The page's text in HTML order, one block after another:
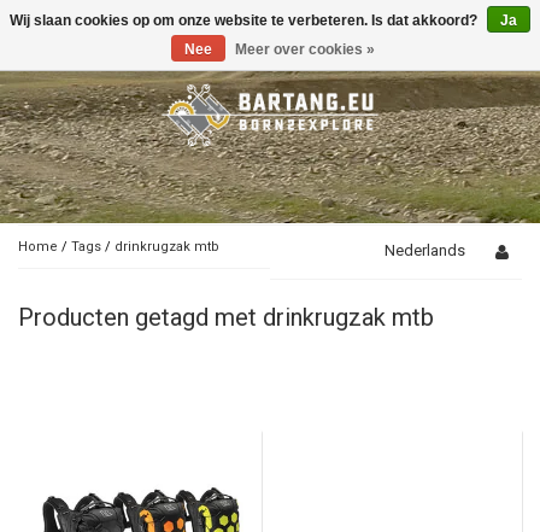
Toggle
Home / Tags / drinkrugzak mtb Nederlands
Producten getagd met drinkrugzak mtb
Wij slaan cookies op om onze website te verbeteren. Is dat akkoord?
Ja
Nee
Meer over cookies »